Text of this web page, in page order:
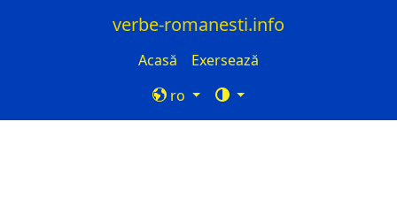
verbe-romanesti.info
Acasă
Exersează
ro